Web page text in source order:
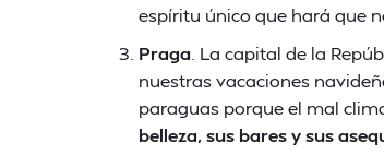
espíritu único que hará que
Praga . La capital de la
nuestras vacaciones
paraguas porque el mal
belleza, sus bares y sus